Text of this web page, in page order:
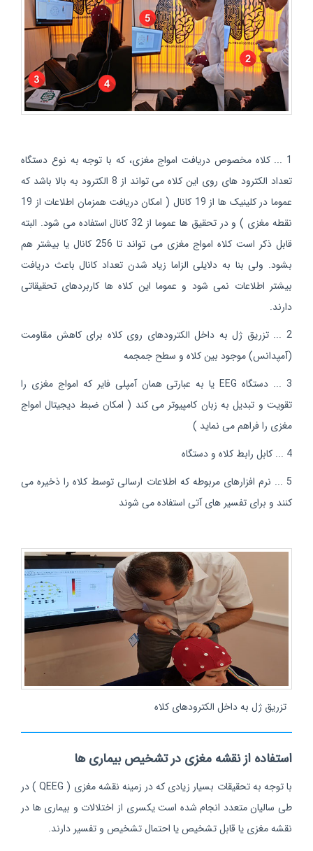
1 ... کلاه مخصوص دریافت امواج مغزی، که با توجه به نوع دستگاه
تعداد الکترود های روی این کلاه می تواند از 8 الکترود به بالا باشد که
عموما در کلینیک ها از 19 کانال ( امکان دریافت همزمان اطلاعات از 19
نقطه مغزی ) و در تحقیق ها عموما از 32 کانال استفاده می شود. البته
قابل ذکر است کلاه امواج مغزی می تواند تا 256 کانال یا بیشتر هم
بشود. ولی بنا به دلایلی الزاما زیاد شدن تعداد کانال باعث دریافت
بیشتر اطلاعات نمی شود و عموما این کلاه ها کاربردهای تحقیقاتی
دارند.
2 ... تزریق ژل به داخل الکترودهای روی کلاه برای کاهش مقاومت
(آمپدانس) موجود بین کلاه و سطح جمجمه
3 ... دستگاه EEG یا به عبارتی همان آمپلی فایر که امواج مغزی را
تقویت و تبدیل به زبان کامپیوتر می کند ( امکان ضبط دیجیتال امواج
مغزی را فراهم می نماید )
4 ... کابل رابط کلاه و دستگاه
5 ... نرم افزارهای مربوطه که اطلاعات ارسالی توسط کلاه را ذخیره می
کنند و برای تفسیر های آتی استفاده می شوند
تزریق ژل به داخل الکترودهای کلاه
استفاده از نقشه مغزی در تشخیص بیماری ها
با توجه به تحقیقات بسیار زیادی که در زمینه نقشه مغزی ( QEEG ) در
طی سالیان متعدد انجام شده است یکسری از اختلالات و بیماری ها در
نقشه مغزی یا قابل تشخیص یا احتمال تشخیص و تفسیر دارند.